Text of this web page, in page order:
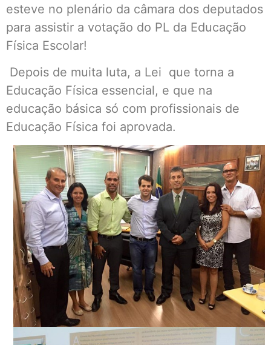
esteve no plenário da câmara dos deputados
para assistir a votação do PL da Educação
Física Escolar!
Depois de muita luta, a Lei que torna a
Educação Física essencial, e que na
educação básica só com profissionais de
Educação Física foi aprovada.